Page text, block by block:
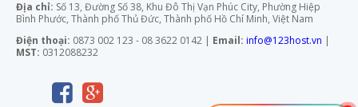
Địa chỉ: Số 13, Đường Số 38, Khu Đô Thị Vạn Phúc City, Phường Hiệp
Bình Phước, Thành phố Thủ Đức, Thành phố Hồ Chí Minh, Việt Nam
Điện thoại: 0873 002 123 - 08 3622 0142 | Email: info@123host.vn |
MST: 0312088232